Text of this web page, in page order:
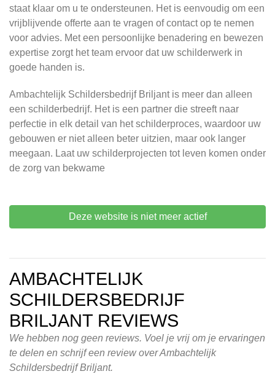
staat klaar om u te ondersteunen. Het is eenvoudig om een
vrijblijvende offerte aan te vragen of contact op te nemen
voor advies. Met een persoonlijke benadering en bewezen
expertise zorgt het team ervoor dat uw schilderwerk in
goede handen is.
Ambachtelijk Schildersbedrijf Briljant is meer dan alleen
een schilderbedrijf. Het is een partner die streeft naar
perfectie in elk detail van het schilderproces, waardoor uw
gebouwen er niet alleen beter uitzien, maar ook langer
meegaan. Laat uw schilderprojecten tot leven komen onder
de zorg van bekwame
Deze website is niet meer actief
AMBACHTELIJK
SCHILDERSBEDRIJF
BRILJANT REVIEWS
We hebben nog geen reviews. Voel je vrij om je ervaringen
te delen en schrijf een review over Ambachtelijk
Schildersbedrijf Briljant.